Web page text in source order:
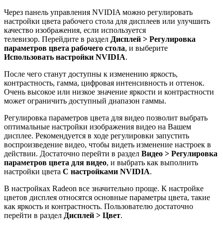
Через панель управления NVIDIA можно регулировать
настройки цвета рабочего стола для дисплеев или улучшить
качество изображения, если используется
телевизор. Перейдите в раздел Дисплей > Регулировка
параметров цвета рабочего стола, и выберите
Использовать настройки NVIDIA.
После чего станут доступны к изменению яркость,
контрастность, гамма, цифровая интенсивность и оттенок.
Очень высокое или низкое значение яркости и контрастности
может ограничить доступный диапазон гаммы.
Регулировка параметров цвета для видео позволит выбрать
оптимальные настройки изображения видео на Вашем
дисплее. Рекомендуется в ходе регулировки запустить
воспроизведение видео, чтобы видеть изменение настроек в
действии. Достаточно перейти в раздел Видео > Регулировка
параметров цвета для видео, и выбрать как выполнить
настройки цвета С настройками NVIDIA.
В настройках Radeon все значительно проще. К настройке
цветов дисплея относятся основные параметры цвета, такие
как яркость и контрастность. Пользователю достаточно
перейти в раздел Дисплей > Цвет.